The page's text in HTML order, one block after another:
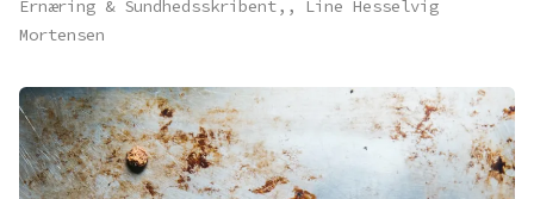
Ernæring & Sundhedsskribent,, Line Hesselvig
Mortensen